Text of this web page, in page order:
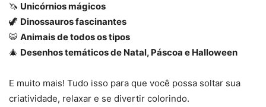
🦄 Unicórnios mágicos
🦖 Dinossauros fascinantes
🐯 Animais de todos os tipos
🎄 Desenhos temáticos de Natal, Páscoa e Halloween
E muito mais! Tudo isso para que você possa soltar sua
criatividade, relaxar e se divertir colorindo.